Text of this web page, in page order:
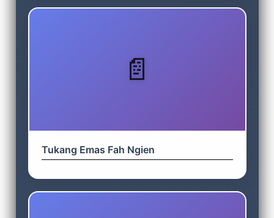
Tukang Emas Fah Ngien